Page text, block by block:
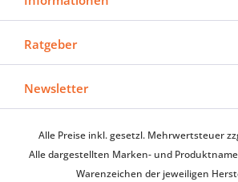
Ratgeber
Newsletter
Alle Preise inkl. gesetzl. Mehrwertsteuer
Alle dargestellten Marken- und
Warenzeichen der jeweiligen